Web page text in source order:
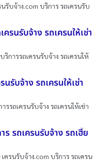
รับจ้าง.com บริการ รถเครนรับ
รนรับจ้าง รถเครนให้เช่า
การรถเครนรับจ้าง รถเครนให้
รับจ้าง รถเครนให้เช่า
รรถเครนรับจ้าง รถเครนให้เช่า
รถเครนรับจ้าง รถเฮี๊ย
ครนรับจ้าง.com บริการ รถเครน